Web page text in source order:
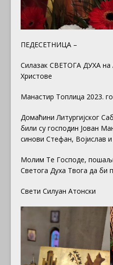
ПЕДЕСЕТНИЦА –
Силазак СВЕТОГА ДУХА на
Христове
Манастир Топлица 2023.
Домаћини Литургијског
били су господин Јован
синови Стефан, Војислав
Молим Те Господе,
Светога Духа Твога да би
Свети Силуан Атонски